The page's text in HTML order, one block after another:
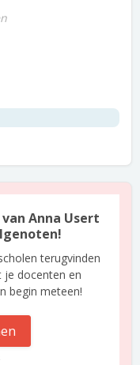
Anna Usert
terugvinden
docenten en
begin meteen!